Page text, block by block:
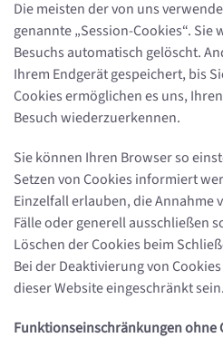
Die meisten der von uns
genannte „Session-Cookies“. Sie
Besuchs automatisch gelöscht.
Ihrem Endgerät gespeichert, bis
Cookies ermöglichen es uns,
Besuch wiederzuerkennen.
Sie können Ihren Browser so
Setzen von Cookies informiert
Einzelfall erlauben, die Annahme
Fälle oder generell ausschließen
Löschen der Cookies beim
Bei der Deaktivierung von
dieser Website eingeschränkt sein.
Funktionseinschränkungen ohne